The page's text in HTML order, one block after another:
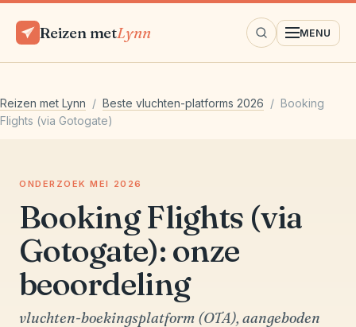
Reizen metLynn MENU
Reizen met Lynn / Beste vluchten-platforms 2026 / Booking
Flights (via Gotogate)
ONDERZOEK MEI 2026
Booking Flights (via
Gotogate): onze
beoordeling
vluchten-boekingsplatform (OTA), aangeboden